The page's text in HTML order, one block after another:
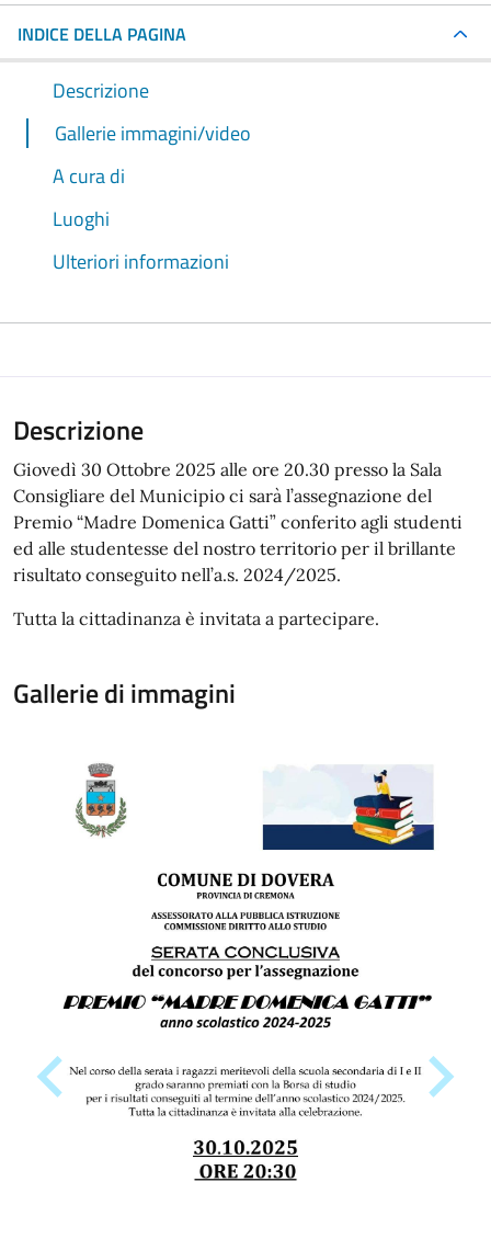
INDICE DELLA PAGINA
Descrizione
Gallerie immagini/video
A cura di
Luoghi
Ulteriori informazioni
Descrizione
Giovedì 30 Ottobre 2025 alle ore 20.30 presso la Sala
Consigliare del Municipio ci sarà l’assegnazione del
Premio “Madre Domenica Gatti” conferito agli studenti
ed alle studentesse del nostro territorio per il brillante
risultato conseguito nell’a.s. 2024/2025.
Tutta la cittadinanza è invitata a partecipare.
Gallerie di immagini